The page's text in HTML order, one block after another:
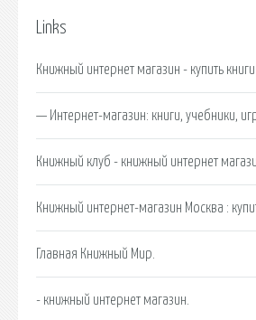
Links
Книжный интернет магазин - купить
— Интернет-магазин: книги, учебники,
Книжный клуб - книжный интернет
Книжный интернет-магазин Москва :
Главная Книжный Мир.
- книжный интернет магазин.